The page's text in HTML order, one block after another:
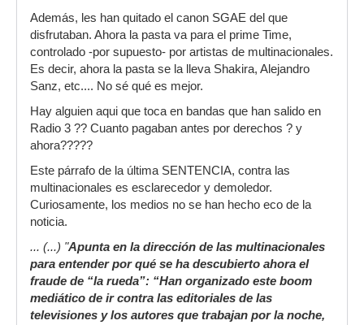
Además, les han quitado el canon SGAE del que
disfrutaban. Ahora la pasta va para el prime Time,
controlado -por supuesto- por artistas de multinacionales.
Es decir, ahora la pasta se la lleva Shakira, Alejandro
Sanz, etc.... No sé qué es mejor.
Hay alguien aqui que toca en bandas que han salido en
Radio 3 ?? Cuanto pagaban antes por derechos ? y
ahora?????
Este párrafo de la última SENTENCIA, contra las
multinacionales es esclarecedor y demoledor.
Curiosamente, los medios no se han hecho eco de la
noticia.
... (...) "Apunta en la dirección de las multinacionales
para entender por qué se ha descubierto ahora el
fraude de “la rueda”: “Han organizado este boom
mediático de ir contra las editoriales de las
televisiones y los autores que trabajan por la noche,